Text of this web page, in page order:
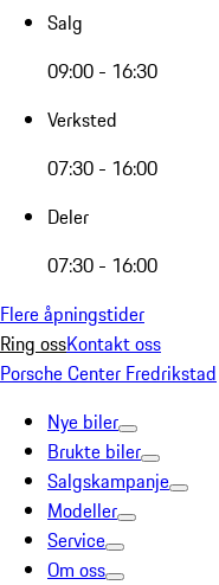
Salg
09:00 - 16:30
Verksted
07:30 - 16:00
Deler
07:30 - 16:00
Flere åpningstider
Ring ossKontakt oss
Porsche Center Fredrikstad
Nye biler
Brukte biler
Salgskampanje
Modeller
Service
Om oss